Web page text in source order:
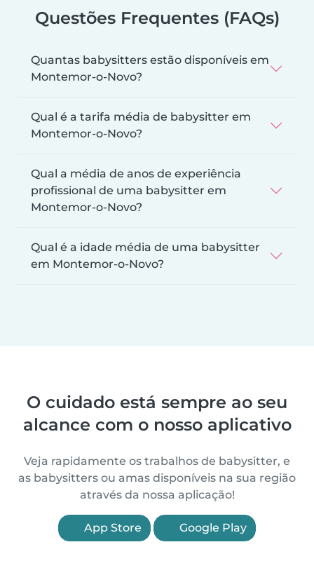
Questões Frequentes (FAQs)
Quantas babysitters estão disponíveis em
Montemor-o-Novo?
Qual é a tarifa média de babysitter em
Montemor-o-Novo?
Qual a média de anos de experiência
profissional de uma babysitter em
Montemor-o-Novo?
Qual é a idade média de uma babysitter
em Montemor-o-Novo?
O cuidado está sempre ao seu
alcance com o nosso aplicativo
Veja rapidamente os trabalhos de babysitter, e
as babysitters ou amas disponíveis na sua região
através da nossa aplicação!
App Store Google Play